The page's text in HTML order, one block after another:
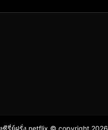
ซีรี่ย์ฝรั่ง netflix © copyright 2026